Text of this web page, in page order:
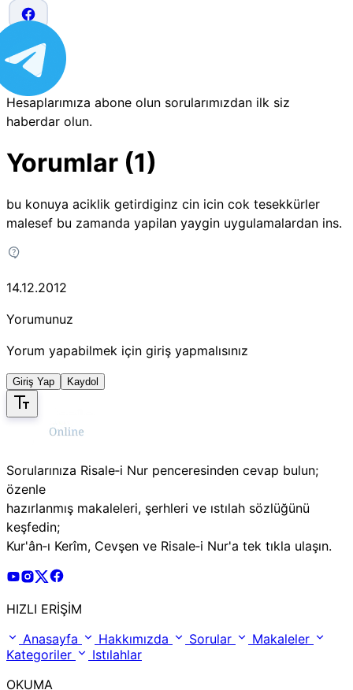
Hesaplarımıza abone olun sorularımızdan ilk siz
haberdar olun.
Yorumlar (1)
bu konuya aciklik getirdiginz cin icin cok tesekkürler
malesef bu zamanda yapilan yaygin uygulamalardan ins.
14.12.2012
Yorumunuz
Yorum yapabilmek için giriş yapmalısınız
Giriş Yap Kaydol
Sorularınıza Risale‑i Nur penceresinden cevap bulun;
özenle
hazırlanmış makaleleri, şerhleri ve ıstılah sözlüğünü
keşfedin;
Kur'ân‑ı Kerîm, Cevşen ve Risale‑i Nur'a tek tıkla ulaşın.
Risale Online Youtube Hesabı
Risale Online Instagram Hesabı
Risale Online X Hesabı
HIZLI ERİŞİM
Anasayfa
Hakkımızda Sorular
Makaleler
Kategoriler
Istılahlar
OKUMA